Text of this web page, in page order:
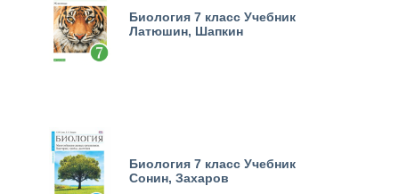
Биология 7 класс Учебник
Латюшин, Шапкин
Биология 7 класс Учебник
Сонин, Захаров